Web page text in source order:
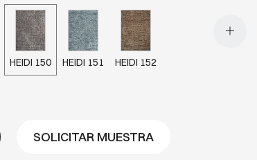
HEIDI 150 HEIDI 151 HEIDI 152
SOLICITAR MUESTRA